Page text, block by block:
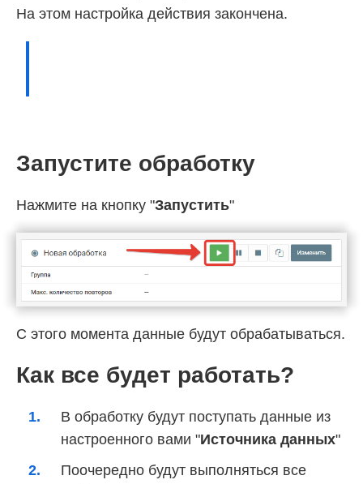
На этом настройка действия закончена.
Запустите обработку
Нажмите на кнопку "Запустить"
С этого момента данные будут обрабатываться.
Как все будет работать?
В обработку будут поступать данные из
настроенного вами "Источника данных"
Поочередно будут выполняться все